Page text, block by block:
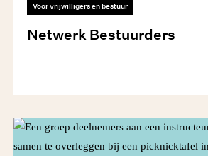
Voor vrijwilligers en bestuur
Netwerk Bestuurders